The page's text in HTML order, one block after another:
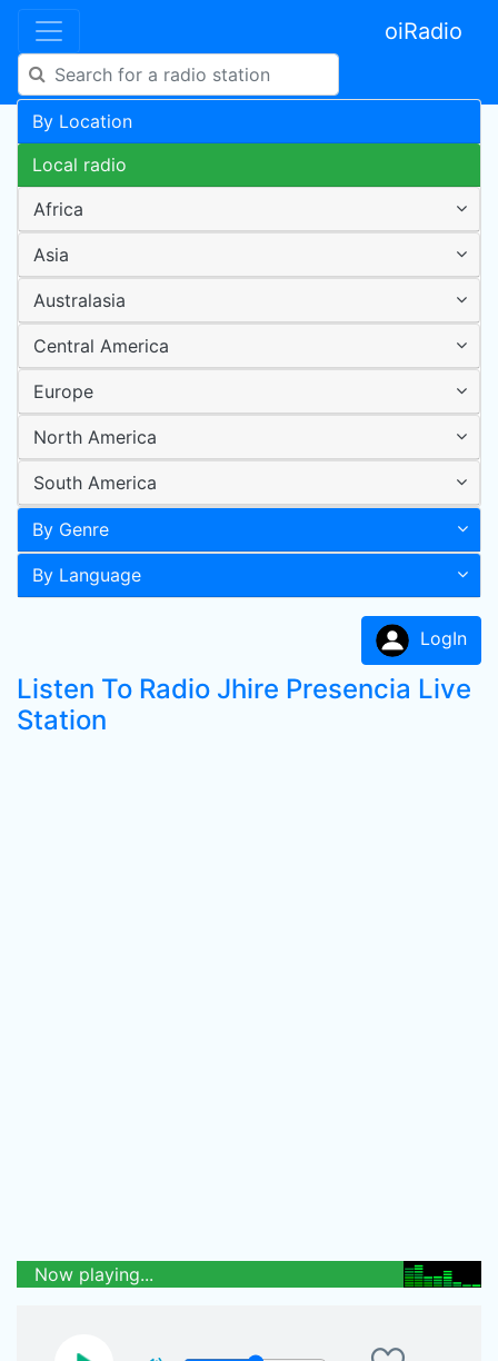
oiRadio
By Location
Local radio
Africa
Asia
Australasia
Central America
Europe
North America
South America
By Genre
By Language
LogIn
Listen To Radio Jhire Presencia Live
Station
Now playing...